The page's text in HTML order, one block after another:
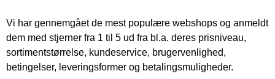
Vi har gennemgået de mest populære webshops og anmeldt
dem med stjerner fra 1 til 5 ud fra bl.a. deres prisniveau,
sortimentstørrelse, kundeservice, brugervenlighed,
betingelser, leveringsformer og betalingsmuligheder.